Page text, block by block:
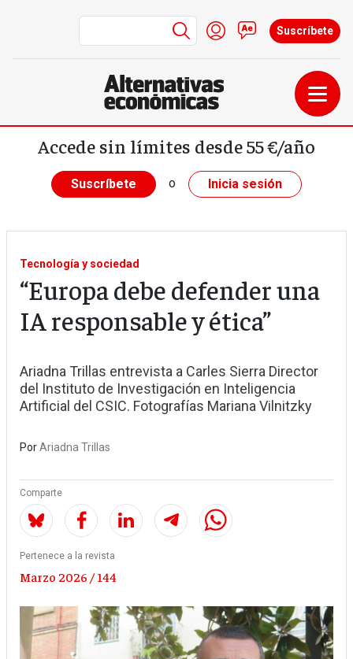
Pasar al contenido principal
Menú de cuenta de
Iniciar sesión
Contacto
Suscríbete
Accede sin límites desde 55 €/año
Suscríbete o Inicia sesión
Tecnología y sociedad
“Europa debe defender una
IA responsable y ética”
Ariadna Trillas entrevista a Carles Sierra Director
del Instituto de Investigación en Inteligencia
Artificial del CSIC. Fotografías Mariana Vilnitzky
PorAriadna Trillas
Comparte
Pertenece a la revista
Marzo 2026 / 144